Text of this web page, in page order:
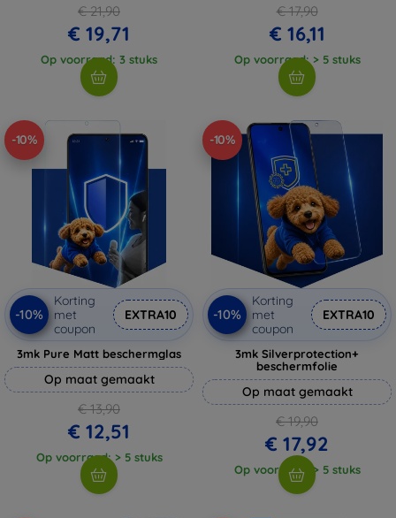
€ 21,90
€ 19,71
Op voorraad: 3 stuks
€ 17,90
€ 16,11
Op voorraad: > 5 stuks
-10%
-10%
Korting
met
coupon
EXTRA10
3mk Pure Matt beschermglas
Op maat gemaakt
€ 13,90
€ 12,51
Op voorraad: > 5 stuks
-10%
-10%
Korting
met
coupon
EXTRA10
3mk Silverprotection+
beschermfolie
Op maat gemaakt
€ 19,90
€ 17,92
Op voorraad: > 5 stuks